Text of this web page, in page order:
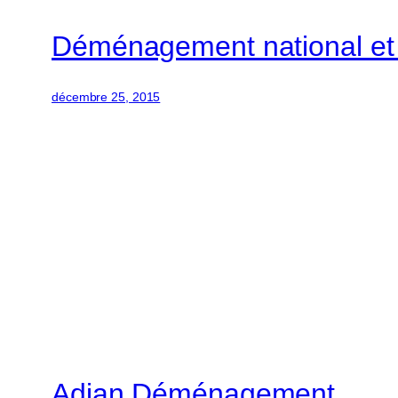
Déménagement national
décembre 25, 2015